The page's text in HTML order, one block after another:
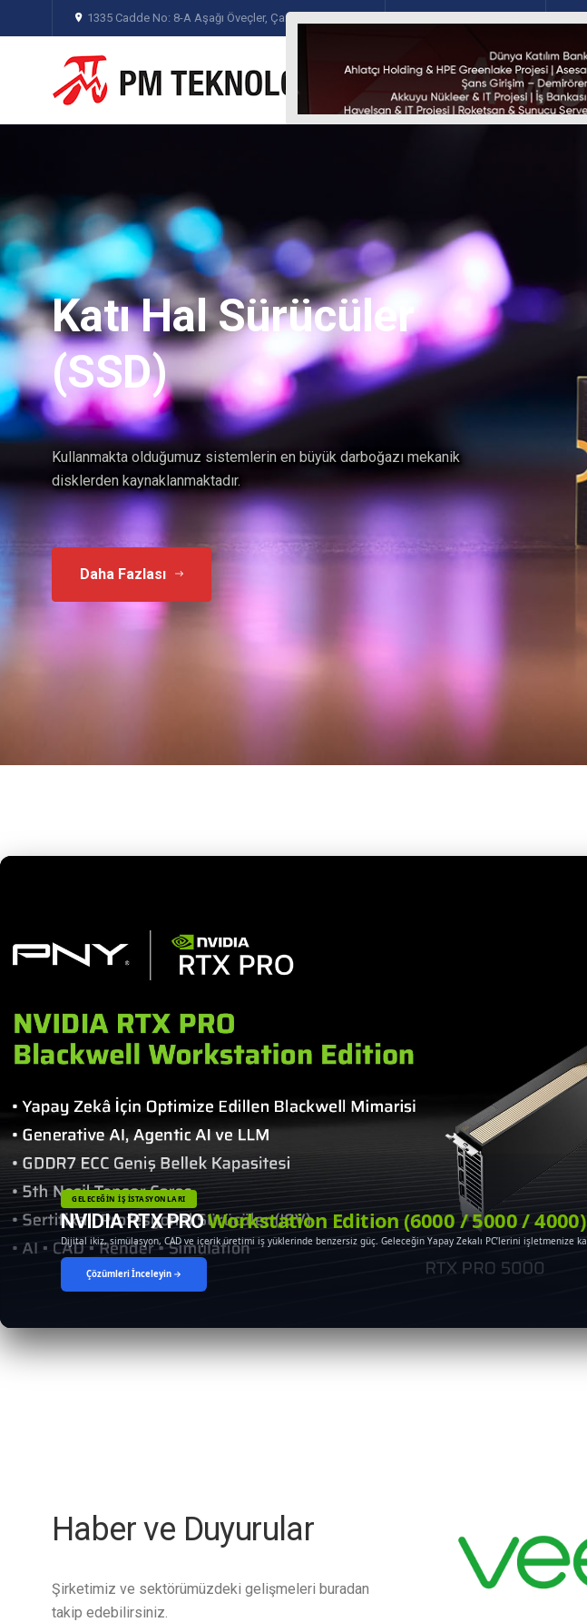
1335 Cadde No: 8-A Aşağı Öveçler, Çankaya - Ankara
Kingston
Sunucu Bellekleri
Kingston, üretimin her aşamasında bellek modüllerini test eden
birkaç üreticiden biridir.
Daha Fazlası
YAKINDA STOKLARDA
NVIDIA DGX Spark: Masanızdaki Yapay Zeka Süper
Masaüstü gerçek AI geliştirme deneyimi sunan yeni nesil yapay zeka bilgisayarı. Kurumlar, kurumsal müşteriler, kamu
profesyoneller için tasarlandı.
Ön Sipariş & Detaylı Bilgi →
Haber ve Duyurular
Şirketimiz ve sektörümüzdeki gelişmeleri buradan
takip edebilirsiniz.